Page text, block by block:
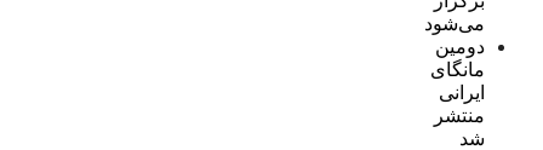
می‌شود
دومین
مانگای
ایرانی
منتشر
شد